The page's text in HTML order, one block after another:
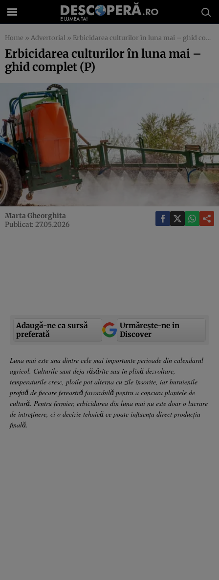
Home » Advertorial » Erbicidarea culturilor în luna mai – ghid complet (P)
Erbicidarea culturilor în luna mai –
ghid complet (P)
Marta Gheorghita
Publicat: 27.05.2026
Adaugă-ne ca sursă
preferată
Urmărește-ne in
Discover
Luna mai este una dintre cele mai importante perioade din calendarul
agricol. Culturile sunt deja răsărite sau în plină dezvoltare,
temperaturile cresc, ploile pot alterna cu zile însorite, iar buruienile
profită de fiecare fereastră favorabilă pentru a concura plantele de
cultură. Pentru fermier, erbicidarea din luna mai nu este doar o lucrare
de întreținere, ci o decizie tehnică ce poate influența direct producția
finală.